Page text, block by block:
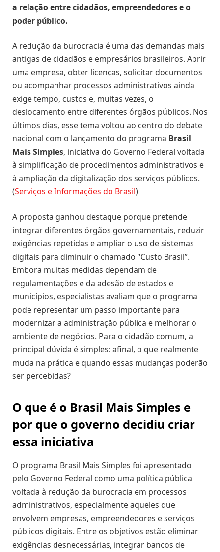
a relação entre cidadãos, empreendedores e o
poder público.
A redução da burocracia é uma das demandas mais
antigas de cidadãos e empresários brasileiros. Abrir
uma empresa, obter licenças, solicitar documentos
ou acompanhar processos administrativos ainda
exige tempo, custos e, muitas vezes, o
deslocamento entre diferentes órgãos públicos. Nos
últimos dias, esse tema voltou ao centro do debate
nacional com o lançamento do programa Brasil
Mais Simples, iniciativa do Governo Federal voltada
à simplificação de procedimentos administrativos e
à ampliação da digitalização dos serviços públicos.
(Serviços e Informações do Brasil)
A proposta ganhou destaque porque pretende
integrar diferentes órgãos governamentais, reduzir
exigências repetidas e ampliar o uso de sistemas
digitais para diminuir o chamado “Custo Brasil”.
Embora muitas medidas dependam de
regulamentações e da adesão de estados e
municípios, especialistas avaliam que o programa
pode representar um passo importante para
modernizar a administração pública e melhorar o
ambiente de negócios. Para o cidadão comum, a
principal dúvida é simples: afinal, o que realmente
muda na prática e quando essas mudanças poderão
ser percebidas?
O que é o Brasil Mais Simples e
por que o governo decidiu criar
essa iniciativa
O programa Brasil Mais Simples foi apresentado
pelo Governo Federal como uma política pública
voltada à redução da burocracia em processos
administrativos, especialmente aqueles que
envolvem empresas, empreendedores e serviços
públicos digitais. Entre os objetivos estão eliminar
exigências desnecessárias, integrar bancos de